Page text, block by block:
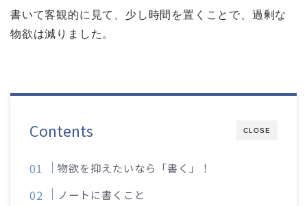
書いて客観的に見て、少し時間を置くことで、過剰な
物欲は減りました。
CLOSE
Contents
物欲を抑えたいなら「書く」！
ノートに書くこと